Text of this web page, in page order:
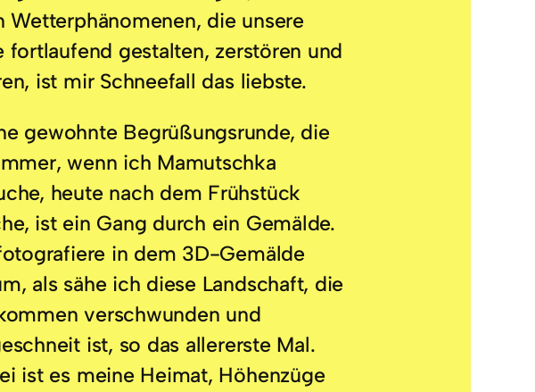
Wetterphänomenen, die unsere
fortlaufend gestalten, zerstören und
ist mir Schneefall das liebste.
gewohnte Begrüßungsrunde, die
wenn ich Mamutschka
heute nach dem Frühstück
ist ein Gang durch ein Gemälde.
in dem 3D-Gemälde
als sähe ich diese Landschaft, die
verschwunden und
ist, so das allererste Mal.
ist es meine Heimat, Höhenzüge